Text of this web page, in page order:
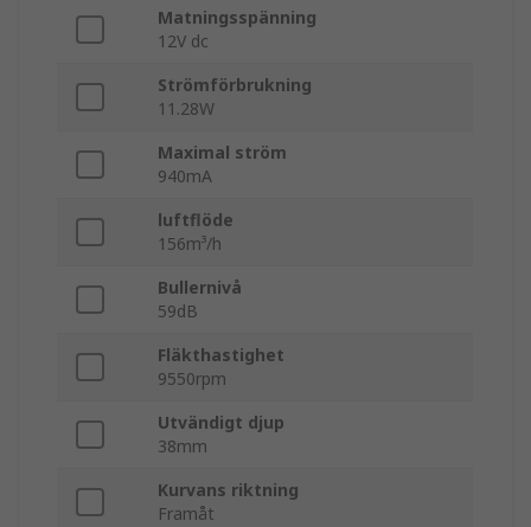
Matningsspänning
12V dc
Strömförbrukning
11.28W
Maximal ström
940mA
luftflöde
156m³/h
Bullernivå
59dB
Fläkthastighet
9550rpm
Utvändigt djup
38mm
Kurvans riktning
Framåt